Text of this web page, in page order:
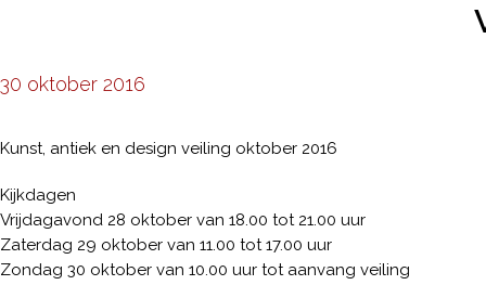
30 oktober 2016
Kunst, antiek en design veiling oktober 2016
Kijkdagen
Vrijdagavond 28 oktober van 18.00 tot 21.00 uur
Zaterdag 29 oktober van 11.00 tot 17.00 uur
Zondag 30 oktober van 10.00 uur tot aanvang veiling